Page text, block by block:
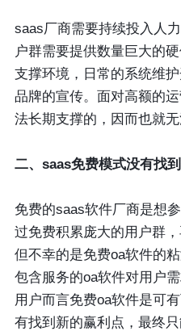
saas厂商需要持续投入人
户群需要提供数量巨大的
支撑环境，日常的系统维
品牌的宣传。面对高额的
法长期支撑的，因而也就无
二、saas免费模式没有找
免费的saas软件厂商是想
过免费积累庞大的用户群
但不幸的是免费oa软件的
包含服务的oa软件对用户
用户而言免费oa软件是可
有找到新的赢利点，最终